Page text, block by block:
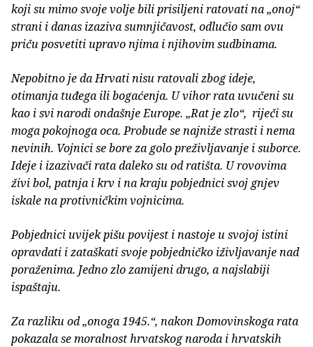
koji su mimo svoje volje bili prisiljeni ratovati na „onoj“
strani i danas izaziva sumnjičavost, odlučio sam ovu
priču posvetiti upravo njima i njihovim sudbinama.
Nepobitno je da Hrvati nisu ratovali zbog ideje,
otimanja tuđega ili bogaćenja. U vihor rata uvučeni su
kao i svi narodi ondašnje Europe. „Rat je zlo“, riječi su
moga pokojnoga oca. Probude se najniže strasti i nema
nevinih. Vojnici se bore za golo preživljavanje i suborce.
Ideje i izazivači rata daleko su od ratišta. U rovovima
živi bol, patnja i krv i na kraju pobjednici svoj gnjev
iskale na protivničkim vojnicima.
Pobjednici uvijek pišu povijest i nastoje u svojoj istini
opravdati i zataškati svoje pobjedničko iživljavanje nad
poraženima. Jedno zlo zamijeni drugo, a najslabiji
ispaštaju.
Za razliku od „onoga 1945.“, nakon Domovinskoga rata
pokazala se moralnost hrvatskog naroda i hrvatskih